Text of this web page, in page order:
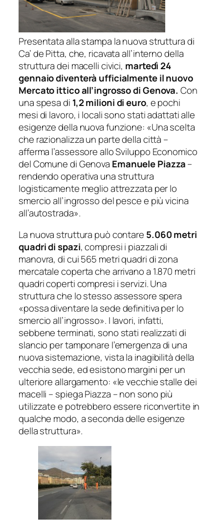
Presentata alla stampa la nuova struttura di
Ca’ de Pitta, che, ricavata all’interno della
struttura dei macelli civici, martedì 24
gennaio diventerà ufficialmente il nuovo
Mercato ittico all’ingrosso di Genova. Con
una spesa di 1,2 milioni di euro, e pochi
mesi di lavoro, i locali sono stati adattati alle
esigenze della nuova funzione: «Una scelta
che razionalizza un parte della città –
afferma l’assessore allo Sviluppo Economico
del Comune di Genova Emanuele Piazza–
rendendo operativa una struttura
logisticamente meglio attrezzata per lo
smercio all’ingrosso del pesce e più vicina
all’autostrada».
La nuova struttura può contare 5.060 metri
quadri di spazi, compresi i piazzali di
manovra, di cui 565 metri quadri di zona
mercatale coperta che arrivano a 1.870 metri
quadri coperti compresi i servizi. Una
struttura che lo stesso assessore spera
«possa diventare la sede definitiva per lo
smercio all’ingrosso». I lavori, infatti,
sebbene terminati, sono stati realizzati di
slancio per tamponare l’emergenza di una
nuova sistemazione, vista la inagibilità della
vecchia sede, ed esistono margini per un
ulteriore allargamento: «le vecchie stalle dei
macelli – spiega Piazza –non sono più
utilizzate e potrebbero essere riconvertite in
qualche modo, a seconda delle esigenze
della struttura».